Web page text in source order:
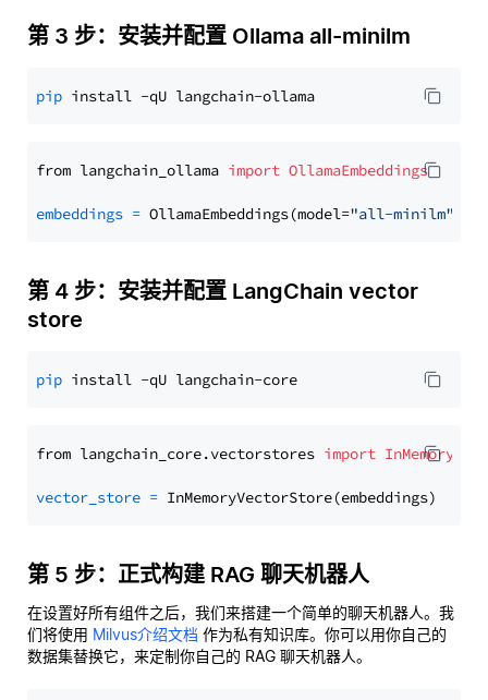
第 3 步：安装并配置 Ollama all-minilm
pip
from langchain_ollama import OllamaEmbeddings
embeddings = OllamaEmbeddings(model="all-minilm"
第 4 步：安装并配置 LangChain vector
store
pip
from langchain_core.vectorstores import
vector_store =
第 5 步：正式构建 RAG 聊天机器人
在设置好所有组件之后，我们来搭建一个简单的聊天机器人。我
们将使用 Milvus介绍文档 作为私有知识库。你可以用你自己的
数据集替换它，来定制你自己的 RAG 聊天机器人。